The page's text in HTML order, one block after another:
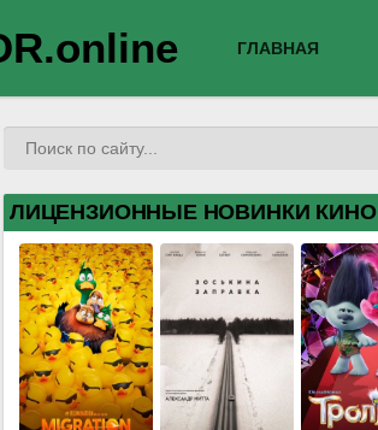
ГЛАВНАЯ
ЛИЦЕНЗИОННЫЕ НОВИНКИ КИНО